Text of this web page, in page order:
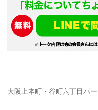
大阪上本町・谷町六丁目パ